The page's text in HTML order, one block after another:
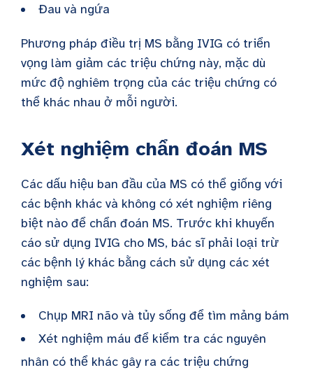
Đau và ngứa
Phương pháp điều trị MS bằng IVIG có triển
vọng làm giảm các triệu chứng này, mặc dù
mức độ nghiêm trọng của các triệu chứng có
thể khác nhau ở mỗi người.
Xét nghiệm chẩn đoán MS
Các dấu hiệu ban đầu của MS có thể giống với
các bệnh khác và không có xét nghiệm riêng
biệt nào để chẩn đoán MS. Trước khi khuyến
cáo sử dụng IVIG cho MS, bác sĩ phải loại trừ
các bệnh lý khác bằng cách sử dụng các xét
nghiệm sau:
Chụp MRI não và tủy sống để tìm mảng bám
Xét nghiệm máu để kiểm tra các nguyên
nhân có thể khác gây ra các triệu chứng